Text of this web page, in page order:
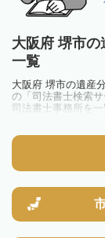
大阪府 堺市
一覧
大阪府 堺市の遺産
の「司法書士検索
司法書士事務所を
を抱えている方は